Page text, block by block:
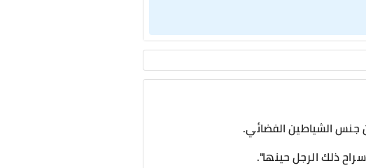
جنس الشياطين الفضائي.
ذلك الرجل حينها".